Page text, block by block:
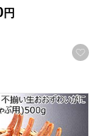
録する
円
【おいしいお取
産 不揃い生お